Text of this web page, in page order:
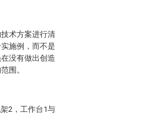
术方案进行清
施例，而不是
没有做出创造
围。
2，工作台1与